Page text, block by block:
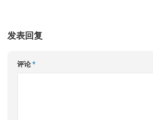
发表回复
评论*